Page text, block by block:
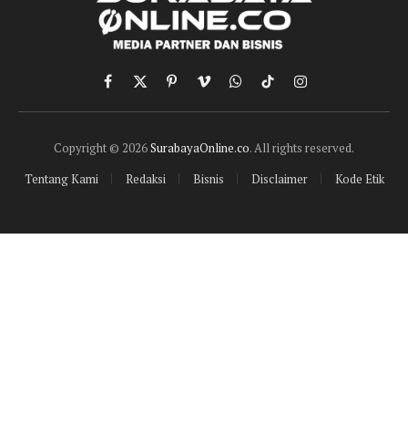
Facebook
X
(Twitter)
PinterestVimeoWhatsApp
TikTokInstagram
Copyright © 2026SurabayaOnline.co. All rights reserved.
Tentang Kami
Redaksi Bisnis Disclaimer Kode Etik